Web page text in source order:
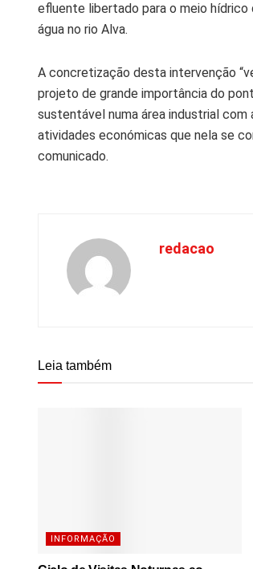
efluente libertado para o meio hídrico
água no rio Alva.
A concretização desta intervenção
projeto de grande importância do
sustentável numa área industrial
atividades económicas que nela se
comunicado.
redacao
Leia também
INFORMAÇÃO